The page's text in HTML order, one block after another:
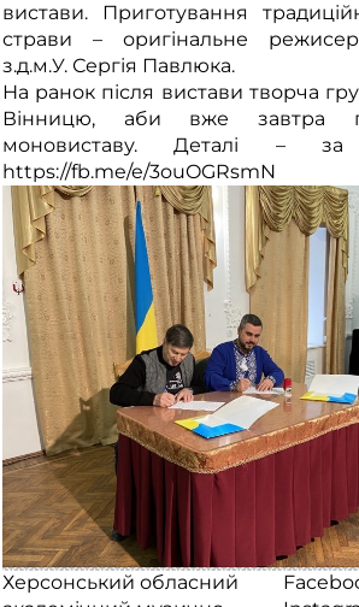
вистави. Приготування
страви – оригінальне
з.д.м.У. Сергія Павлюка.
На ранок після вистави творча
Вінницю, аби вже завтра
моновиставу. Деталі – за
https://fb.me/e/3ouOGRsmN
Херсонський обласний